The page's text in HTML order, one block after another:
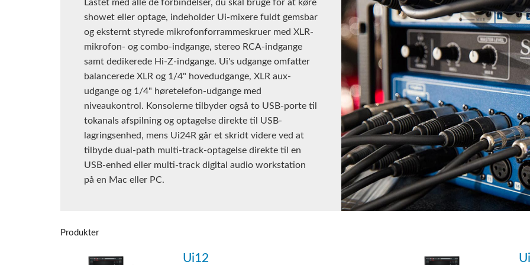
Lastet med alle de forbindelser, du skal bruge for at køre
showet eller optage, indeholder Ui-mixere fuldt gemsbar
og eksternt styrede mikrofonforrammeskruer med XLR-
mikrofon- og combo-indgange, stereo RCA-indgange
samt dedikerede Hi-Z-indgange. Ui's udgange omfatter
balancerede XLR og 1/4" hovedudgange, XLR aux-
udgange og 1/4" høretelefon-udgange med
niveaukontrol. Konsolerne tilbyder også to USB-porte til
tokanals afspilning og optagelse direkte til USB-
lagringsenhed, mens Ui24R går et skridt videre ved at
tilbyde dual-path multi-track-optagelse direkte til en
USB-enhed eller multi-track digital audio workstation
på en Mac eller PC.
Produkter
Ui12